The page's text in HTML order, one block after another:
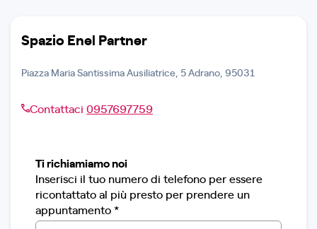
Spazio Enel Partner
Piazza Maria Santissima Ausiliatrice, 5 Adrano, 95031
Contattaci 0957697759
Ti richiamiamo noi
Inserisci il tuo numero di telefono per essere
ricontattato al più presto per prendere un
appuntamento *